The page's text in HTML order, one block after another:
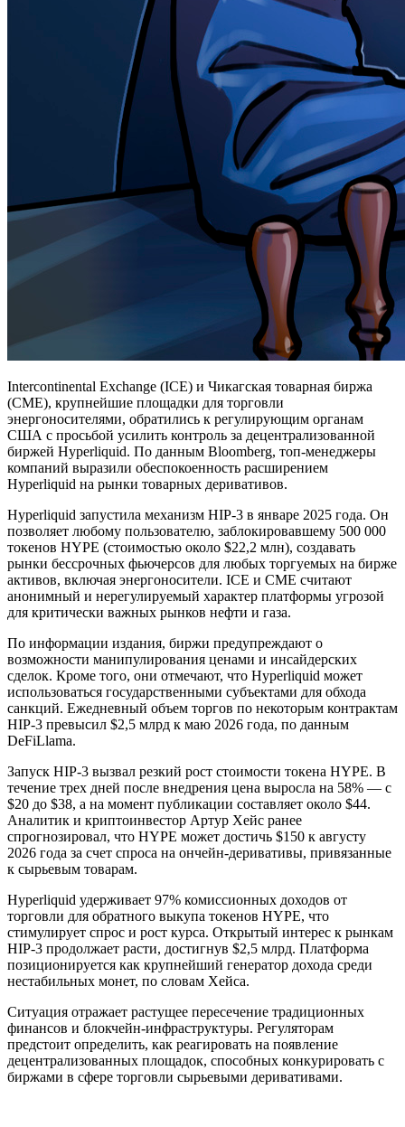
Intercontinental Exchange (ICE) и Чикагская товарная биржа
(CME), крупнейшие площадки для торговли
энергоносителями, обратились к регулирующим органам
США с просьбой усилить контроль за децентрализованной
биржей Hyperliquid. По данным Bloomberg, топ-менеджеры
компаний выразили обеспокоенность расширением
Hyperliquid на рынки товарных деривативов.
Hyperliquid запустила механизм HIP-3 в январе 2025 года. Он
позволяет любому пользователю, заблокировавшему 500 000
токенов HYPE (стоимостью около $22,2 млн), создавать
рынки бессрочных фьючерсов для любых торгуемых на бирже
активов, включая энергоносители. ICE и CME считают
анонимный и нерегулируемый характер платформы угрозой
для критически важных рынков нефти и газа.
По информации издания, биржи предупреждают о
возможности манипулирования ценами и инсайдерских
сделок. Кроме того, они отмечают, что Hyperliquid может
использоваться государственными субъектами для обхода
санкций. Ежедневный объем торгов по некоторым контрактам
HIP-3 превысил $2,5 млрд к маю 2026 года, по данным
DeFiLlama.
Запуск HIP-3 вызвал резкий рост стоимости токена HYPE. В
течение трех дней после внедрения цена выросла на 58% — с
$20 до $38, а на момент публикации составляет около $44.
Аналитик и криптоинвестор Артур Хейс ранее
спрогнозировал, что HYPE может достичь $150 к августу
2026 года за счет спроса на ончейн-деривативы, привязанные
к сырьевым товарам.
Hyperliquid удерживает 97% комиссионных доходов от
торговли для обратного выкупа токенов HYPE, что
стимулирует спрос и рост курса. Открытый интерес к рынкам
HIP-3 продолжает расти, достигнув $2,5 млрд. Платформа
позиционируется как крупнейший генератор дохода среди
нестабильных монет, по словам Хейса.
Ситуация отражает растущее пересечение традиционных
финансов и блокчейн-инфраструктуры. Регуляторам
предстоит определить, как реагировать на появление
децентрализованных площадок, способных конкурировать с
биржами в сфере торговли сырьевыми деривативами.